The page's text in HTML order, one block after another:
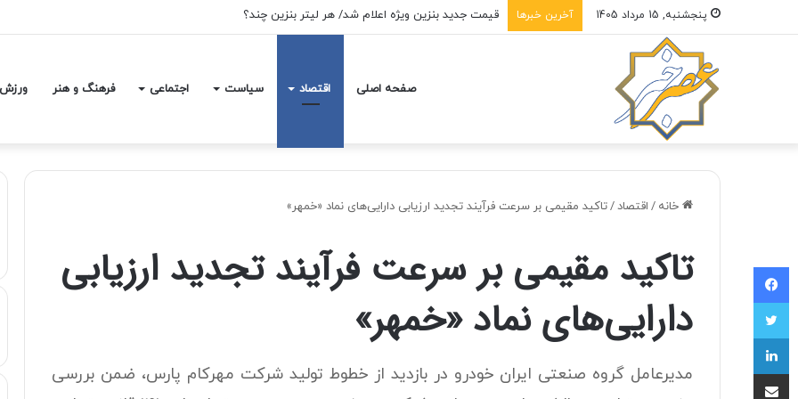
پنجشنبه, 15 مرداد 1405 آخرین خبرها قیمت جدید بنزین ویژه اعلام شد/ هر لیتر بنزین چند؟
صفحه اصلی اقتصاد سیاست اجتماعی فرهنگ و هنر ورزش
خانه / اقتصاد/تاکید مقیمی بر سرعت فرآیند تجدید ارزیابی دارایی‌های نماد «خمهر»
تاکید مقیمی بر سرعت فرآیند تجدید ارزیابی
دارایی‌های نماد «خمهر»
مدیرعامل گروه صنعتی ایران خودرو در بازدید از خطوط تولید شرکت مهرکام پارس، ضمن بررسی